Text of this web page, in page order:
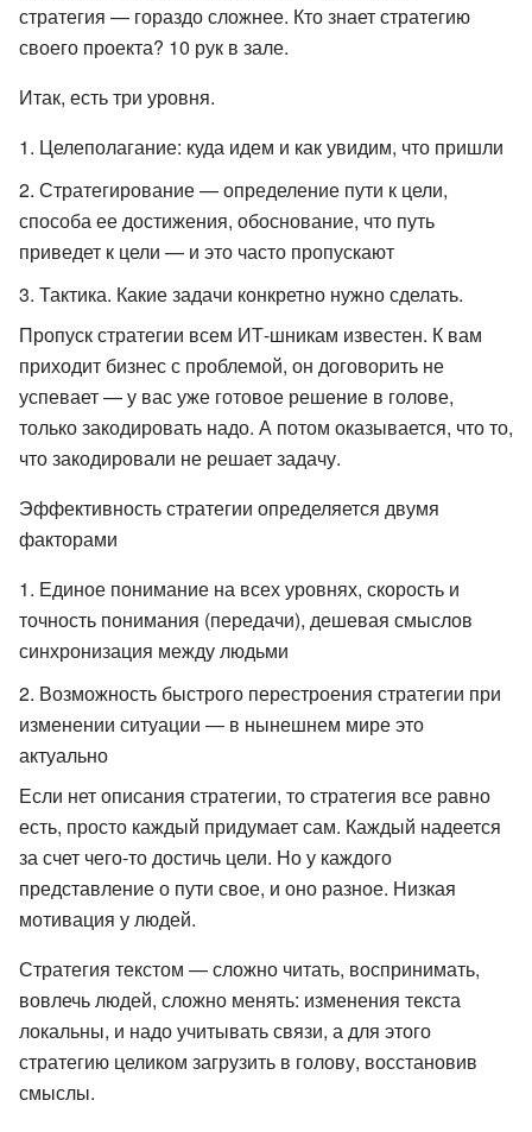
стратегия — гораздо сложнее. Кто знает стратегию
своего проекта? 10 рук в зале.
Итак, есть три уровня.
Целеполагание: куда идем и как увидим, что пришли
Стратегирование — определение пути к цели,
способа ее достижения, обоснование, что путь
приведет к цели — и это часто пропускают
Тактика. Какие задачи конкретно нужно сделать.
Пропуск стратегии всем ИТ-шникам известен. К вам
приходит бизнес с проблемой, он договорить не
успевает — у вас уже готовое решение в голове,
только закодировать надо. А потом оказывается, что то,
что закодировали не решает задачу.
Эффективность стратегии определяется двумя
факторами
Единое понимание на всех уровнях, скорость и
точность понимания (передачи), дешевая смыслов
синхронизация между людьми
Возможность быстрого перестроения стратегии при
изменении ситуации — в нынешнем мире это
актуально
Если нет описания стратегии, то стратегия все равно
есть, просто каждый придумает сам. Каждый надеется
за счет чего-то достичь цели. Но у каждого
представление о пути свое, и оно разное. Низкая
мотивация у людей.
Стратегия текстом — сложно читать, воспринимать,
вовлечь людей, сложно менять: изменения текста
локальны, и надо учитывать связи, а для этого
стратегию целиком загрузить в голову, восстановив
смыслы.